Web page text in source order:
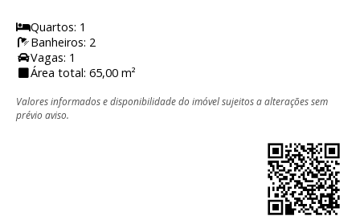
Quartos: 1
Banheiros: 2
Vagas: 1
Área total: 65,00 m²
Valores informados e disponibilidade do imóvel sujeitos a alterações sem
prévio aviso.